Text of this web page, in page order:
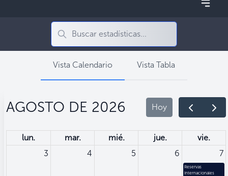
Vista Calendario Vista Tabla
AGOSTO DE 2026 Hoy
lun. mar. mié. jue.
vie.
3
4 5 6 7
Reservas
Internacionales